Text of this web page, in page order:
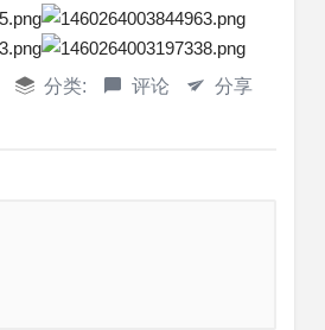
分类: 评论
分享